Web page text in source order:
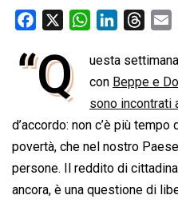
c
e
o
o
k
W
a
t
s
A
p
p
n
k
e
d
I
n
r
e
a
d
s
a
i
“Q
uesta
con Beppe e
sono incontrati
d’accordo: non c’è più
povertà, che nel nostro
persone. Il reddito di
ancora, è una questione di